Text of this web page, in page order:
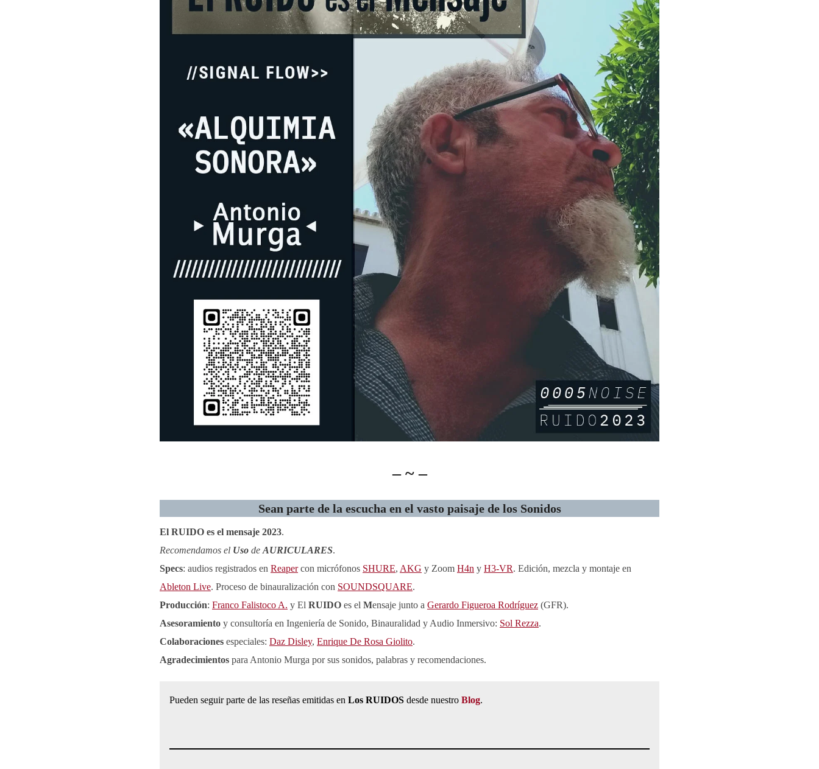
– ~ –
Sean parte de la escucha en el vasto paisaje de los Sonidos
El RUIDO es el mensaje 2023.
Recomendamos el Uso de AURICULARES.
Specs: audios registrados en Reapercon micrófonos SHURE, AKG y Zoom H4n y H3-VR. Edición, mezcla y montaje en
Ableton Live. Proceso de binauralización con SOUNDSQUARE.
Producción: Franco Falistoco A. y El RUIDO es el Mensaje junto a Gerardo Figueroa Rodríguez (GFR).
Asesoramiento y consultoría en Ingeniería de Sonido, Binauralidad y Audio Inmersivo: Sol Rezza.
Colaboraciones especiales: Daz Disley, Enrique De Rosa Giolito.
Agradecimientos para Antonio Murga por sus sonidos, palabras y recomendaciones.
Pueden seguir parte de las reseñas emitidas en Los RUIDOS desde nuestro Blog.